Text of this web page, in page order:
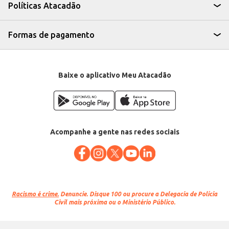
de 1kg facilita o armazenamento e o controle de estoque, contribuindo
Departamento: Mercearia
Categoria: Ervas e especiarias
Conteúdo: 1kg
Políticas Atacadão
Formas de pagamento
Baixe o aplicativo Meu Atacadão
Acompanhe a gente nas redes sociais
Racismo é crime. Denuncie. Disque 100 ou procure a Delegacia de Polícia
Civil mais próxima ou o Ministério Público.